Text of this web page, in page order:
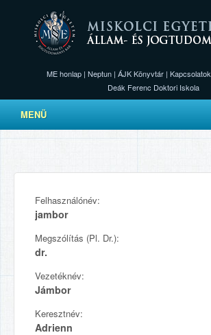
ME honlap | Neptun | ÁJK Könyvtár | Kapcsolatok
Deák Ferenc Doktori Iskola
MENÜ
Felhasználónév:
jambor
Megszólítás (Pl. Dr.):
dr.
Vezetéknév:
Jámbor
Keresztnév:
Adrienn